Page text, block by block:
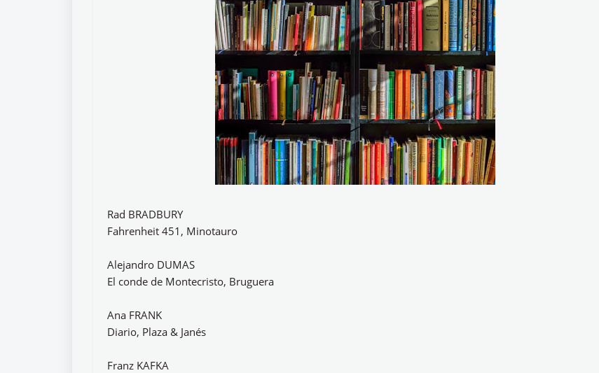
Rad BRADBURY
Fahrenheit 451, Minotauro
Alejandro DUMAS
El conde de Montecristo, Bruguera
Ana FRANK
Diario, Plaza & Janés
Franz KAFKA